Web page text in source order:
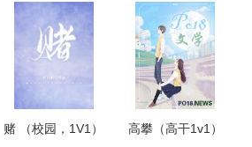
赌 （校园，1V1） 高攀（高干1v1）